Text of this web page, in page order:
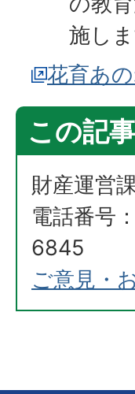
施しま
花育あ
この記
財産運営
電話番号
6845
ご意見・